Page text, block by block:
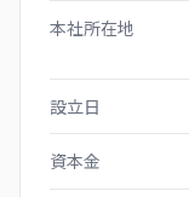
本社所在地
設立日
資本金